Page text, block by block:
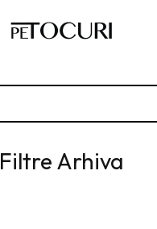
Filtre Arhiva